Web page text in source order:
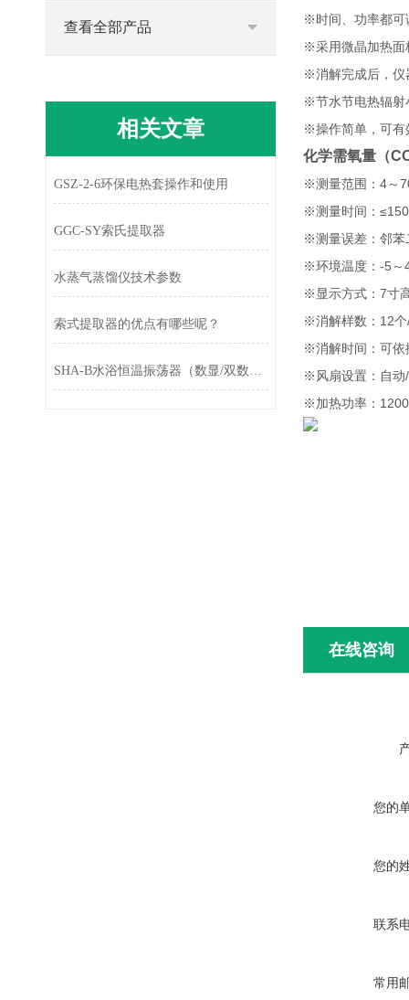
※时间、功率都可
※采用微晶加热面
※消解完成后，仪
※节水节电热辐射
※操作简单，可有
化学需氧量（
※测量范围：4～
※测量时间：
※测量误差：邻苯
※环境温度：-5
※显示方式：7寸
※消解样数：12
※消解时间：可依
※风扇设置：自动
※加热功率：
在线咨询
您的
您的
联系
常用
查看全部产品
相关文章
GSZ-2-6环保电热套操作和使用
GGC-SY索氏提取器
水蒸气蒸馏仪技术参数
索式提取器的优点有哪些呢？
SHA-B水浴恒温振荡器（数显/双数显微电脑）